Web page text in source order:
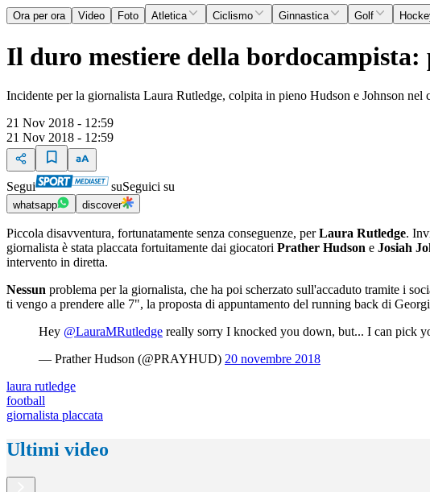
Ora per ora Video Foto Atletica Ciclismo Ginnastica Golf
Il duro mestiere della
Incidente per la giornalista Laura Rutledge, colpita in pieno Hudson e Johnson nel
21 Nov 2018 - 12:59
21 Nov 2018 - 12:59
Segui suSeguici su
whatsapp discover
Piccola disavventura, fortunatamente senza conseguenze, perLaura Rutledge.
giornalista è stata placcata fortuitamente dai giocatori Prather Hudson e Josiah
intervento in diretta.
Nessun problema per la giornalista, che ha poi scherzato sull'accaduto tramite i
ti vengo a prendere alle 7", la proposta di appuntamento del running back di
Hey @LauraMRutledge really sorry I knocked you down, but... I can pick
— Prather Hudson (@PRAYHUD) 20 novembre 2018
laura rutledge
football
giornalista placcata
Ultimi video